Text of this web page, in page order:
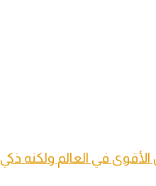
في العالم ولكنه ذكي